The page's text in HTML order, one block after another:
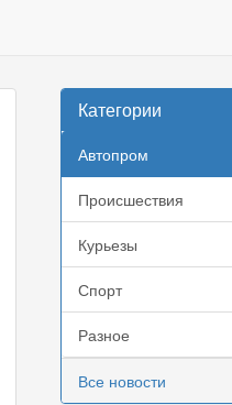
Категории
Автопром
Происшествия
Курьезы
Спорт
Разное
Все новости